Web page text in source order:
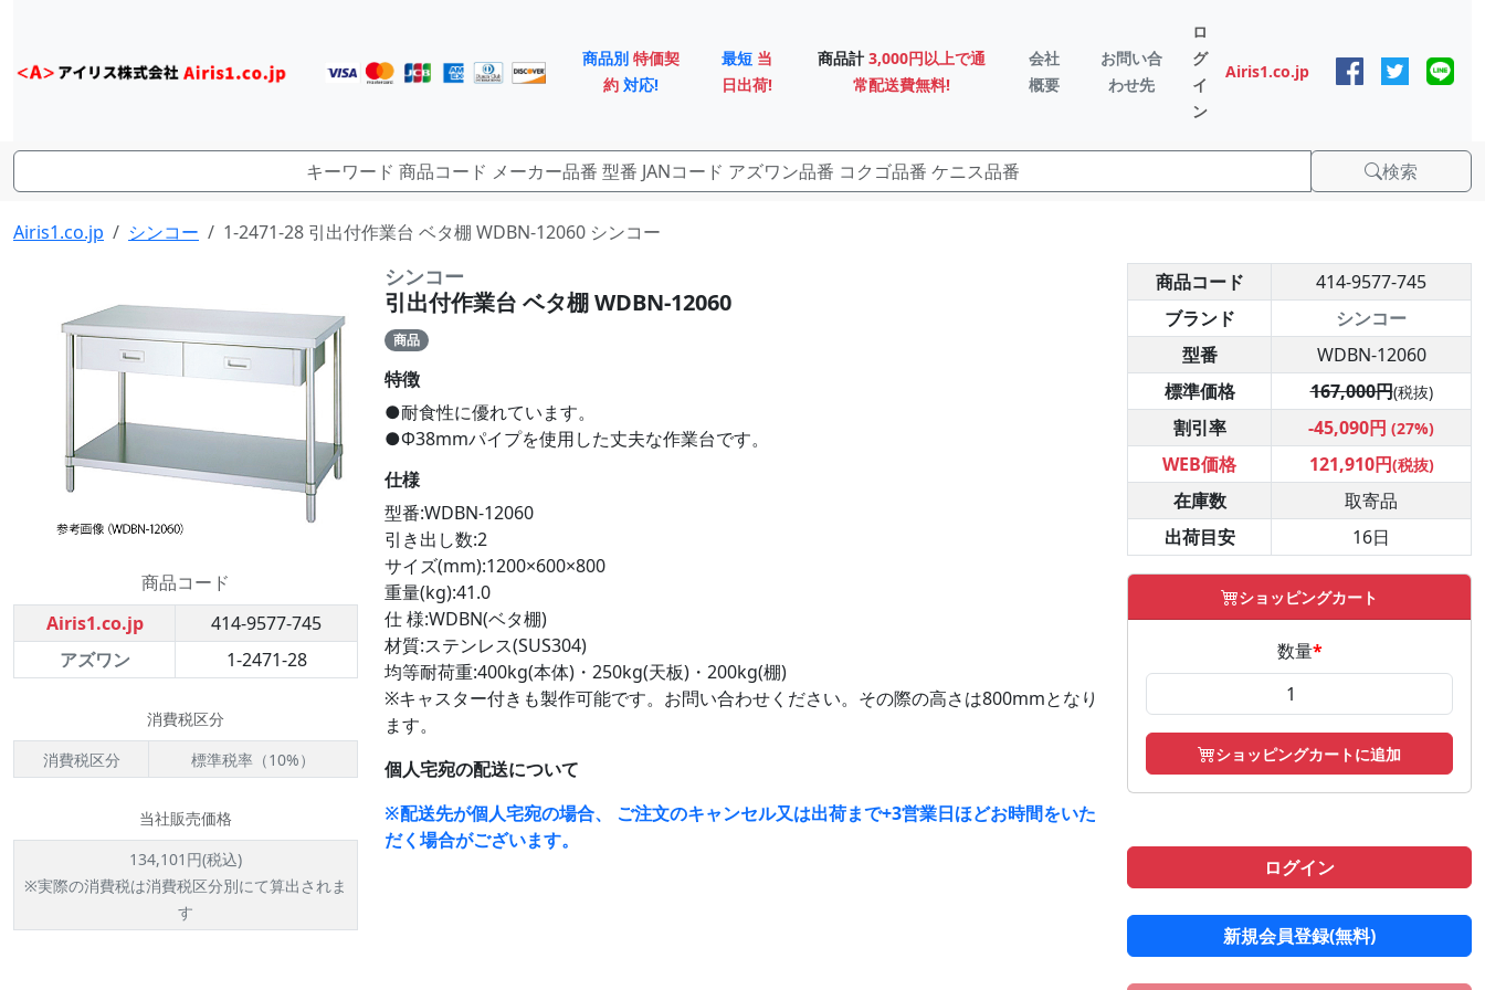
商品別 特価契
約 対応!
最短 当
日出荷!
商品計 3,000円以上で通
常配送費無料!
会社
概要
お問い合
わせ先
ロ
グ
イ
ン
Airis1.co.jp
検索
Airis1.co.jp シンコー 1-2471-28 引出付作業台 ベタ棚 WDBN-12060 シンコー
商品コード
Airis1.co.jp
414-9577-745
アズワン
1-2471-28
消費税区分
消費税区分
標準税率（10%）
当社販売価格
134,101円(税込)
※実際の消費税は消費税区分別にて算出されま
す
シンコー
引出付作業台 ベタ棚 WDBN-12060
商品
特徴
●耐食性に優れています。
●Φ38mmパイプを使用した丈夫な作業台です。
仕様
型番:WDBN-12060
引き出し数:2
サイズ(mm):1200×600×800
重量(kg):41.0
仕 様:WDBN(ベタ棚)
材質:ステンレス(SUS304)
均等耐荷重:400kg(本体)・250kg(天板)・200kg(棚)
※キャスター付きも製作可能です。お問い合わせください。その際の高さは800mmとなり
ます。
個人宅宛の配送について
※配送先が個人宅宛の場合、 ご注文のキャンセル又は出荷まで+3営業日ほどお時間をいた
だく場合がございます。
商品コード
414-9577-745
ブランド
シンコー
型番
WDBN-12060
標準価格
167,000円(税抜)
割引率 -45,090円 (27%)
WEB価格 121,910円(税抜)
在庫数
取寄品
出荷目安
16日
ショッピングカート
数量*
ショッピングカートに追加
ログイン
新規会員登録(無料)